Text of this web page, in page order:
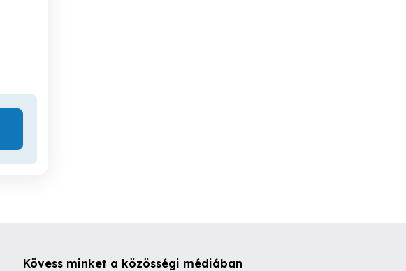
Kövess minket a közösségi médiában